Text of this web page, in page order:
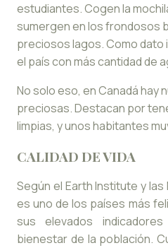
estudiantes. Cogen la
sumergen en los frondosos
preciosos lagos. Como
el país con más cantidad de
No solo eso, en Canadá hay
preciosas. Destacan por
limpias, y unos habitantes
CALIDAD DE VIDA
Según el Earth Institute y las
es uno de los países más
sus elevados
bienestar de la población.